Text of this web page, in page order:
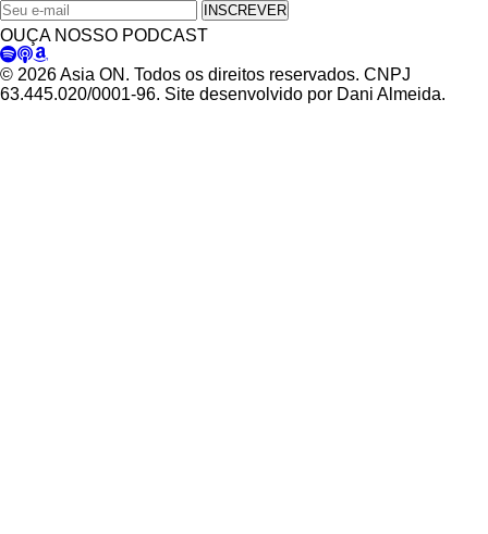
INSCREVER
OUÇA NOSSO PODCAST
© 2026 Asia ON. Todos os direitos reservados. CNPJ
63.445.020/0001-96. Site desenvolvido por Dani Almeida.